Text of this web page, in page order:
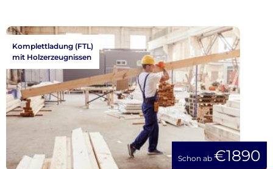
Schon ab €1890
Komplettladung (FTL)
mit Holzerzeugnissen